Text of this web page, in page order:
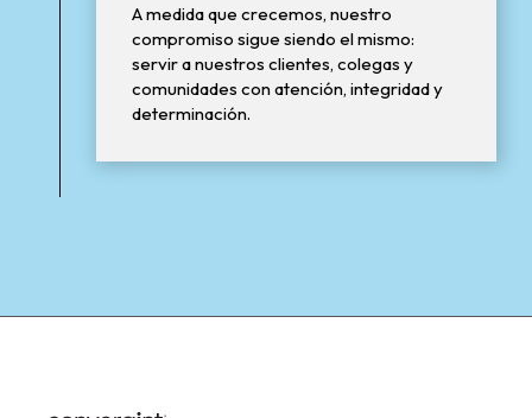
A medida que crecemos, nuestro
compromiso sigue siendo el mismo:
servir a nuestros clientes, colegas y
comunidades con atención, integridad y
determinación.